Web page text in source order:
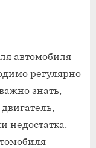
автомобиля
регулярно
знать,
недостатка.